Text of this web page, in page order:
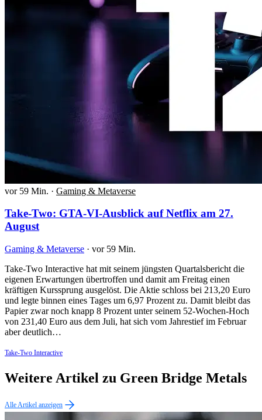
vor 59 Min. · Gaming & Metaverse
Take-Two: GTA-VI-Ausblick auf Netflix am 27.
August
Gaming & Metaverse · vor 59 Min.
Take-Two Interactive hat mit seinem jüngsten Quartalsbericht die
eigenen Erwartungen übertroffen und damit am Freitag einen
kräftigen Kurssprung ausgelöst. Die Aktie schloss bei 213,20 Euro
und legte binnen eines Tages um 6,97 Prozent zu. Damit bleibt das
Papier zwar noch knapp 8 Prozent unter seinem 52-Wochen-Hoch
von 231,40 Euro aus dem Juli, hat sich vom Jahrestief im Februar
aber deutlich…
Take-Two Interactive
Weitere Artikel zu Green Bridge Metals
Alle Artikel anzeigen